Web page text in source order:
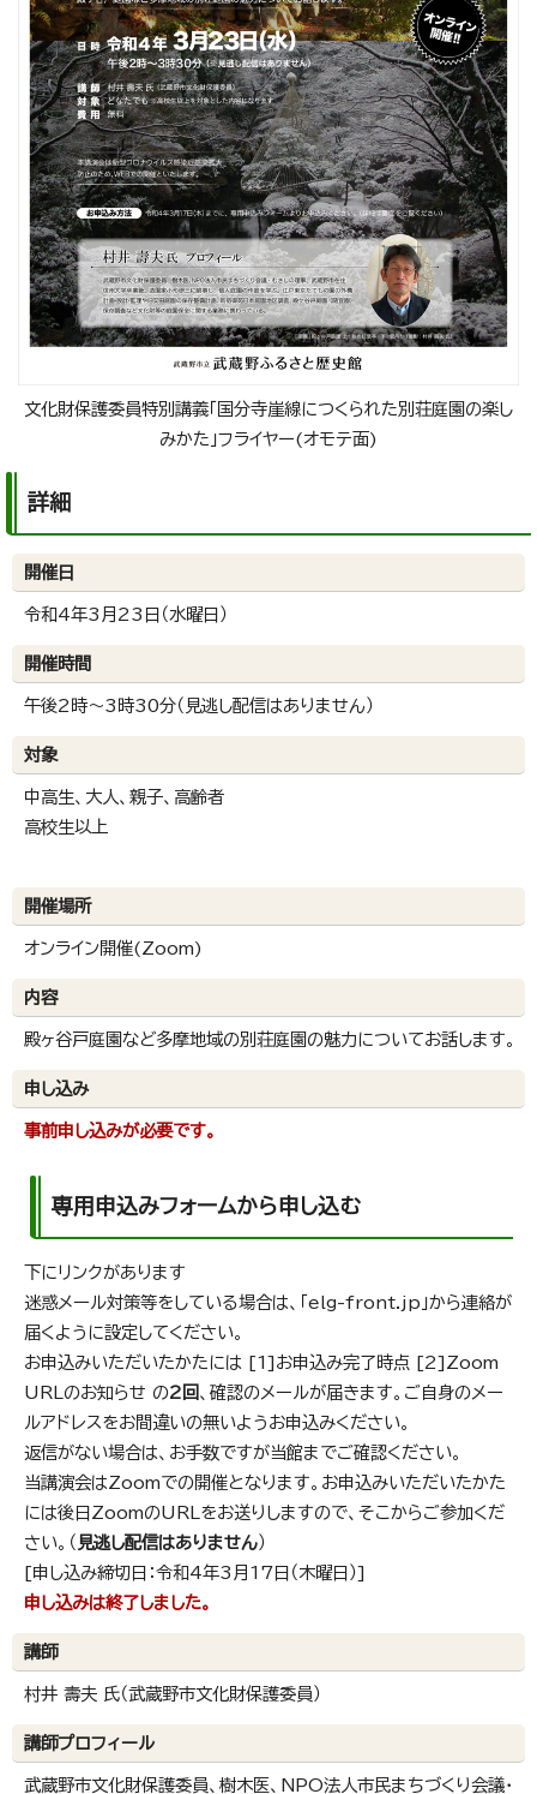
文化財保護委員特別講義「国分寺崖線につくられた別荘庭園の楽し
みかた」フライヤー(オモテ面)
詳細
開催日
令和4年3月23日（水曜日）
開催時間
午後2時～3時30分（見逃し配信はありません）
対象
中高生、大人、親子、高齢者
高校生以上
開催場所
オンライン開催(Zoom)
内容
殿ヶ谷戸庭園など多摩地域の別荘庭園の魅力についてお話します。
申し込み
事前申し込みが必要です。
専用申込みフォームから申し込む
下にリンクがあります
迷惑メール対策等をしている場合は、「elg-front.jp」から連絡が
届くように設定してください。
お申込みいただいたかたには [1]お申込み完了時点 [2]Zoom
URLのお知らせ の2回 、確認のメールが届きます。ご自身のメー
ルアドレスをお間違いの無いようお申込みください。
返信がない場合は、お手数ですが当館までご確認ください。
当講演会はZoomでの開催となります。お申込みいただいたかた
には後日ZoomのURLをお送りしますので、そこからご参加くだ
さい。（ 見逃し配信はありません）
[申し込み締切日：令和4年3月17日（木曜日）]
申し込みは終了しました。
講師
村井 壽夫 氏（武蔵野市文化財保護委員）
講師プロフィール
武蔵野市文化財保護委員、樹木医、NPO法人市民まちづくり会議・